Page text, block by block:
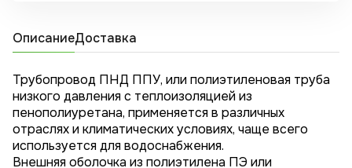
ОписаниеДоставка
Трубопровод ПНД ППУ, или полиэтиленовая труба
низкого давления с теплоизоляцией из
пенополиуретана, применяется в различных
отраслях и климатических условиях, чаще всего
используется для водоснабжения.
Внешняя оболочка из полиэтилена ПЭ или